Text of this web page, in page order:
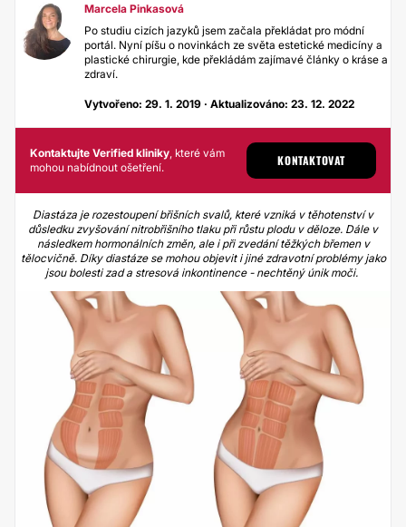
Marcela Pinkasová
Po studiu cizích jazyků jsem začala překládat pro módní
portál. Nyní píšu o novinkách ze světa estetické medicíny a
plastické chirurgie, kde překládám zajímavé články o kráse a
zdraví.
Vytvořeno: 29. 1. 2019 · Aktualizováno: 23. 12. 2022
Kontaktujte Verified kliniky , které vám
mohou nabídnout ošetření.
KONTAKTOVAT
Diastáza je rozestoupení břišních svalů, které vzniká v těhotenství v
důsledkuzvyšování nitrobřišního tlaku při růstu plodu v děloze. Dálev
následkem hormonálních změn, ale i při zvedání těžkých břemen v
tělocvičně. Díky diastáze se mohou objevit i jiné zdravotní problémy jako
jsou bolesti zad a stresová inkontinence- nechtěný únik moči.